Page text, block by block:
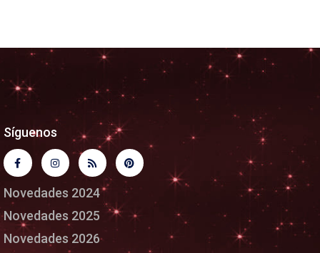
Síguenos
Novedades 2024
Novedades 2025
Novedades 2026